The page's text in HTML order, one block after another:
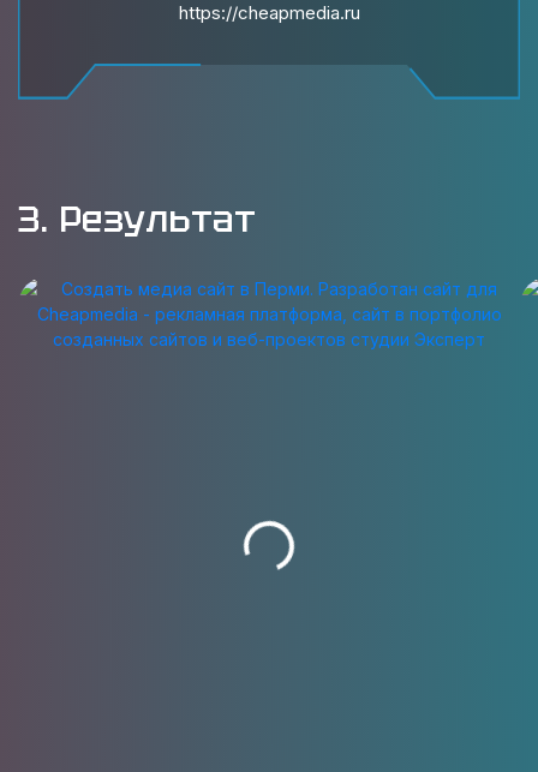
https://cheapmedia.ru
3. Результат